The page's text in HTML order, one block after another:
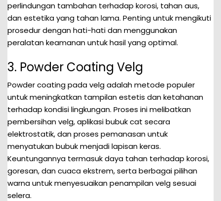
perlindungan tambahan terhadap korosi, tahan aus,
dan estetika yang tahan lama. Penting untuk mengikuti
prosedur dengan hati-hati dan menggunakan
peralatan keamanan untuk hasil yang optimal.
3. Powder Coating Velg
Powder coating pada velg adalah metode populer
untuk meningkatkan tampilan estetis dan ketahanan
terhadap kondisi lingkungan. Proses ini melibatkan
pembersihan velg, aplikasi bubuk cat secara
elektrostatik, dan proses pemanasan untuk
menyatukan bubuk menjadi lapisan keras.
Keuntungannya termasuk daya tahan terhadap korosi,
goresan, dan cuaca ekstrem, serta berbagai pilihan
warna untuk menyesuaikan penampilan velg sesuai
selera.